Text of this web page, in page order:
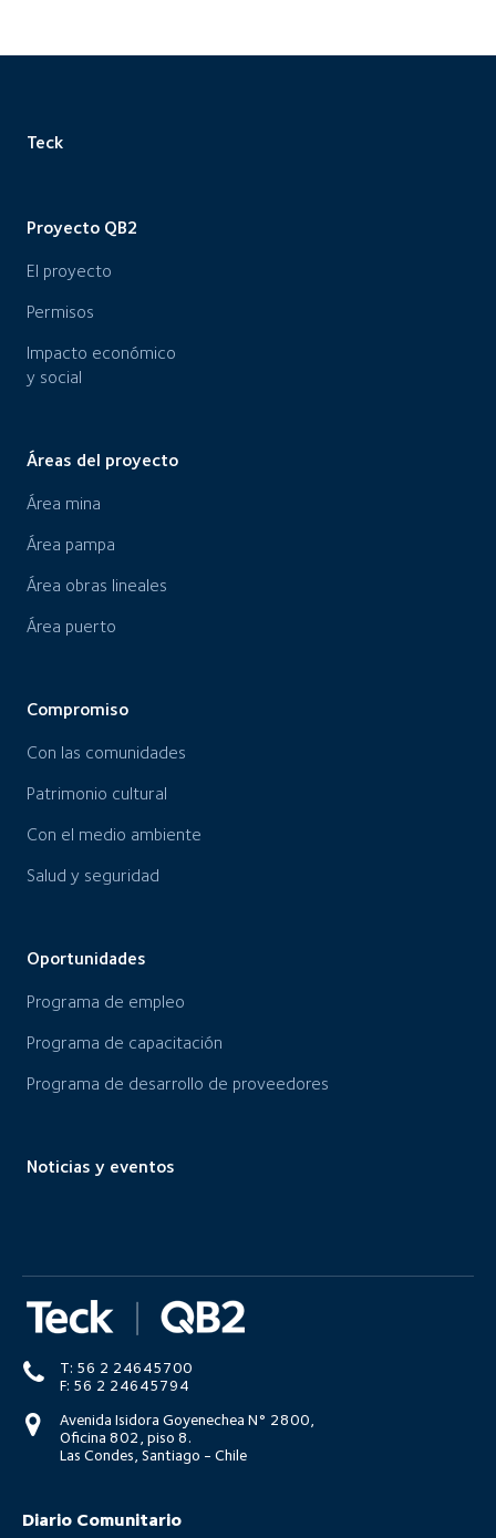
Teck
Proyecto QB2
El proyecto
Permisos
Impacto económico
y social
Áreas del proyecto
Área mina
Área pampa
Área obras lineales
Área puerto
Compromiso
Con las comunidades
Patrimonio cultural
Con el medio ambiente
Salud y seguridad
Oportunidades
Programa de empleo
Programa de capacitación
Programa de desarrollo de proveedores
Noticias y eventos
T: 56 2 24645700
F: 56 2 24645794
Avenida Isidora Goyenechea N° 2800,
Oficina 802, piso 8.
Las Condes, Santiago - Chile
Diario Comunitario